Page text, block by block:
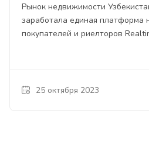
Рынок недвижимости
заработала единая платформа
покупателей и риелторов
25 октября 2023